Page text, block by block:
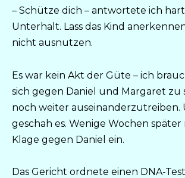
– Schütze dich – antwortete ich
Unterhalt. Lass das Kind
nicht ausnutzen.
Es war kein Akt der Güte – ich
sich gegen Daniel und Margaret zu
noch weiter auseinanderzutreiben.
geschah es. Wenige Wochen später
Klage gegen Daniel ein.
Das Gericht ordnete einen DNA-